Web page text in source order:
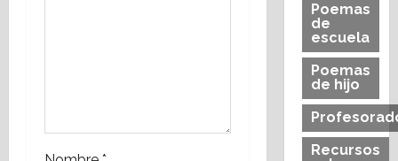
r
Poemas
de
escuela
Poemas
de hijo
Recursos